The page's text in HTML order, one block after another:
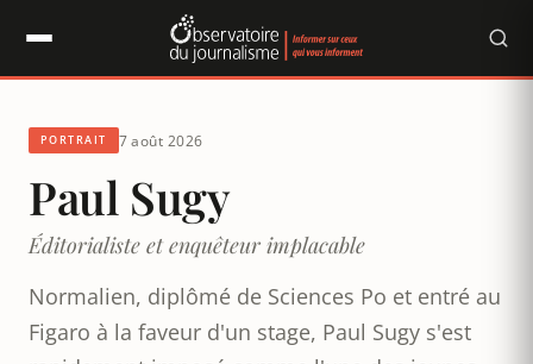
Observatoire du
PORTRAIT 7 août 2026
Paul Sugy
Éditorialiste et enquêteur implacable
Normalien, diplômé de Sciences Po et entré au
Figaro à la faveur d'un stage, Paul Sugy s'est
Panneau de gestion des cookies